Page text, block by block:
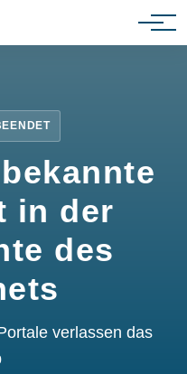
in der
des
verlassen das